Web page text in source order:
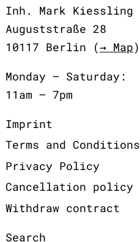
Inh. Mark Kiessling
Auguststraße 28
10117 Berlin (→ Map)
Monday – Saturday:
11am – 7pm
Imprint
Terms and Conditions
Privacy Policy
Cancellation policy
Withdraw contract
Search